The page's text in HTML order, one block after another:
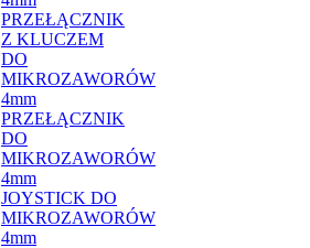
PRZEŁĄCZNIK
Z KLUCZEM
DO
MIKROZAWORÓW
4mm
PRZEŁĄCZNIK
DO
MIKROZAWORÓW
4mm
JOYSTICK DO
MIKROZAWORÓW
4mm